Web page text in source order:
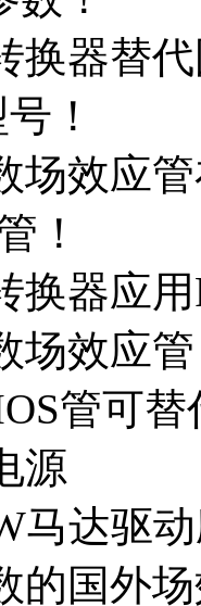
换器替
！
场效应
！
换器应
场效应
管可
源
马达驱
的国外